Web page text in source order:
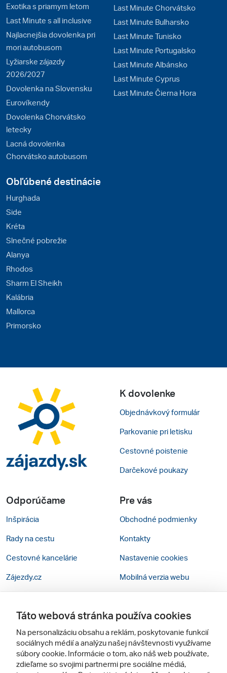
Exotika s priamym letom
Last Minute s all inclusive
Najlacnejšia dovolenka pri
mori autobusom
Lyžiarske zájazdy
2026/2027
Dovolenka na Slovensku
Eurovíkendy
Dovolenka Chorvátsko
letecky
Lacná dovolenka
Chorvátsko autobusom
Last Minute Chorvátsko
Last Minute Bulharsko
Last Minute Tunisko
Last Minute Portugalsko
Last Minute Albánsko
Last Minute Cyprus
Last Minute Čierna Hora
Obľúbené destinácie
Hurghada
Side
Kréta
Slnečné pobrežie
Alanya
Rhodos
Sharm El Sheikh
Kalábria
Mallorca
Primorsko
K dovolenke
Objednávkový formulár
Parkovanie pri letisku
Cestovné poistenie
Darčekové poukazy
Odporúčame
Inšpirácia
Rady na cestu
Cestovné kancelárie
Zájezdy.cz
Pre vás
Obchodné podmienky
Kontakty
Nastavenie cookies
Mobilná verzia webu
Táto webová stránka používa cookies
Na personalizáciu obsahu a reklám, poskytovanie funkcií
sociálnych médií a analýzu našej návštevnosti využívame
súbory cookie. Informácie o tom, ako náš web používate,
zdieľame so svojimi partnermi pre sociálne médiá,